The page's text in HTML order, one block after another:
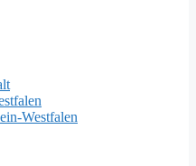
Westfalen